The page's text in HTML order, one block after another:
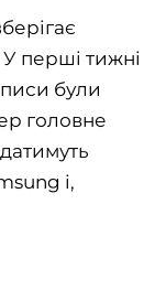
У перші тижні
були
головне
і,